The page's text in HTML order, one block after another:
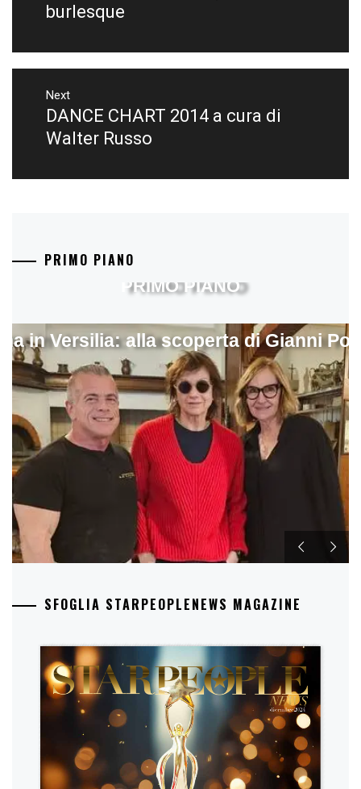
burlesque
Next
Next
post:
DANCE CHART 2014 a cura di
Walter Russo
PRIMO PIANO
in Versilia: alla scoperta di Gianni
PRIMO PIANO
SFOGLIA STARPEOPLENEWS MAGAZINE